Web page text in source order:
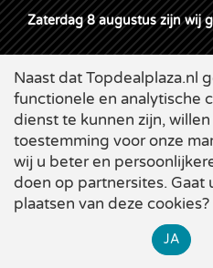
Bekijk alle zomer-acties bij
Zaterdag 8 augustus zijn wij
Cookies|
Webdesign
Naast dat Topdealplaza.nl
functionele en analytische
dienst te kunnen zijn,
toestemming voor onze
wij u beter en
doen op partnersites. Gaat
plaatsen van deze cookies?
JA